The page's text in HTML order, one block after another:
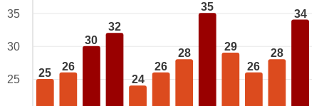
25
26
30
32
24
26
28
35
29
26
28
34
35
30
25